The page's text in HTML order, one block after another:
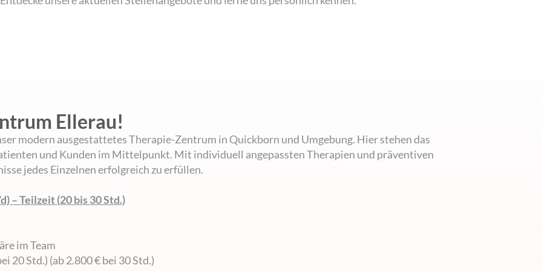
Ellerau!
modern ausgestattetes Therapie-Zentrum in Quickborn und Umgebung. Hier stehen das
und Kunden im Mittelpunkt. Mit individuell angepassten Therapien und präventiven
jedes Einzelnen erfolgreich zu erfüllen.
– Teilzeit (20 bis 30 Std.)
im Team
20 Std.) (ab 2.800 € bei 30 Std.)